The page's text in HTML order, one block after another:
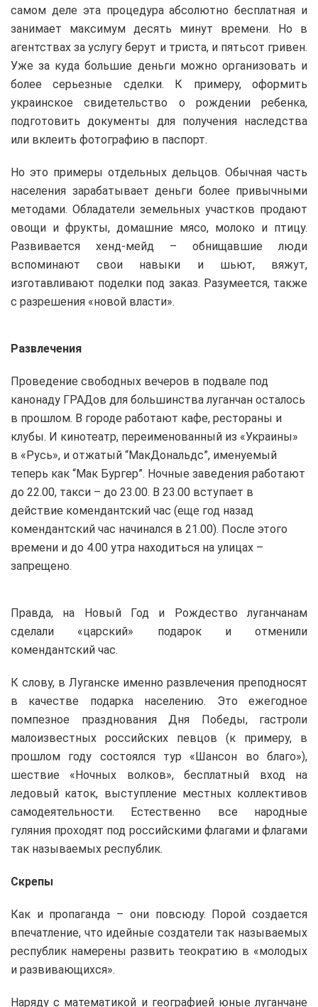
самом деле эта процедура абсолютно бесплатная и
занимает максимум десять минут времени. Но в
агентствах за услугу берут и триста, и пятьсот гривен.
Уже за куда большие деньги можно организовать и
более серьезные сделки. К примеру, оформить
украинское свидетельство о рождении ребенка,
подготовить документы для получения наследства
или вклеить фотографию в паспорт.
Но это примеры отдельных дельцов. Обычная часть
населения зарабатывает деньги более привычными
методами. Обладатели земельных участков продают
овощи и фрукты, домашние мясо, молоко и птицу.
Развивается хенд-мейд – обнищавшие люди
вспоминают свои навыки и шьют, вяжут,
изготавливают поделки под заказ. Разумеется, также
с разрешения «новой власти».
Развлечения
Проведение свободных вечеров в подвале под
канонаду ГРАДов для большинства луганчан осталось
в прошлом. В городе работают кафе, рестораны и
клубы. И кинотеатр, переименованный из «Украины»
в «Русь», и отжатый “МакДональдс”, именуемый
теперь как “Мак Бургер”. Ночные заведения работают
до 22.00, такси – до 23.00. В 23.00 вступает в
действие комендантский час (еще год назад
комендантский час начинался в 21.00). После этого
времени и до 4.00 утра находиться на улицах –
запрещено.
Правда, на Новый Год и Рождество луганчанам
сделали «царский» подарок и отменили
комендантский час.
К слову, в Луганске именно развлечения преподносят
в качестве подарка населению. Это ежегодное
помпезное празднования Дня Победы, гастроли
малоизвестных российских певцов (к примеру, в
прошлом году состоялся тур «Шансон во благо»),
шествие «Ночных волков», бесплатный вход на
ледовый каток, выступление местных коллективов
самодеятельности. Естественно все народные
гуляния проходят под российскими флагами и флагами
так называемых республик.
Скрепы
Как и пропаганда – они повсюду. Порой создается
впечатление, что идейные создатели так называемых
республик намерены развить теократию в «молодых
и развивающихся».
Наряду с математикой и географией юные луганчане